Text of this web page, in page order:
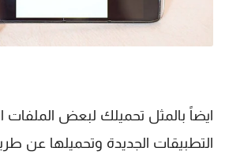
ايضاً بالمثل تحميلك لبعض الملفات
التطبيقات الجديدة وتحميلها عن